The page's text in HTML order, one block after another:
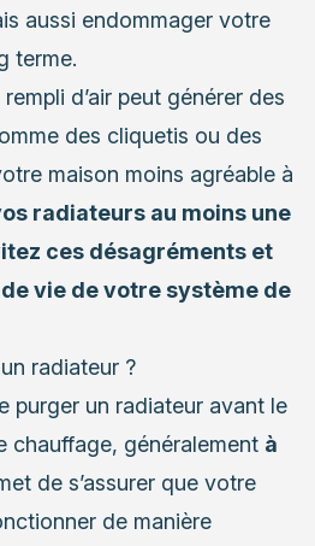
aussi endommager votre
terme.
d’air peut générer des
des cliquetis ou des
maison moins agréable à
radiateurs au moins une
ces désagréments et
vie de votre système de
radiateur ?
purger un radiateur avant le
chauffage, généralement à
de s’assurer que votre
de manière